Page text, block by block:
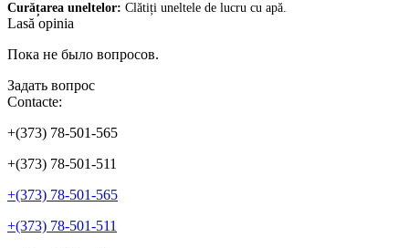
Curățarea uneltelor: Clătiți uneltele de lucru cu apă.
Lasă opinia
Пока не было вопросов.
Задать вопрос
Contacte:
+(373) 78-501-565
+(373) 78-501-511
+(373) 78-501-565
+(373) 78-501-511